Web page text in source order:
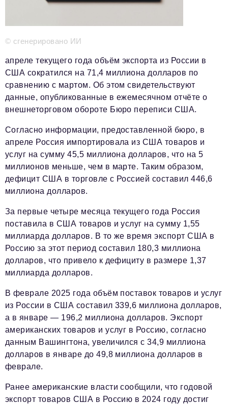
podpiska@business-magazine.online
© сгенерировано ИИ
апреле текущего года объём экспорта из России в
США сократился на 71,4 миллиона долларов по
сравнению с мартом. Об этом свидетельствуют
данные, опубликованные в ежемесячном отчёте о
внешнеторговом обороте Бюро переписи США.
Согласно информации, предоставленной бюро, в
апреле Россия импортировала из США товаров и
услуг на сумму 45,5 миллиона долларов, что на 5
миллионов меньше, чем в марте. Таким образом,
дефицит США в торговле с Россией составил 446,6
миллиона долларов.
За первые четыре месяца текущего года Россия
поставила в США товаров и услуг на сумму 1,55
миллиарда долларов. В то же время экспорт США в
Россию за этот период составил 180,3 миллиона
долларов, что привело к дефициту в размере 1,37
миллиарда долларов.
В феврале 2025 года объём поставок товаров и услуг
из России в США составил 339,6 миллиона долларов,
а в январе — 196,2 миллиона долларов. Экспорт
американских товаров и услуг в Россию, согласно
данным Вашингтона, увеличился с 34,9 миллиона
долларов в январе до 49,8 миллиона долларов в
феврале.
Ранее американские власти сообщили, что годовой
экспорт товаров США в Россию в 2024 году достиг